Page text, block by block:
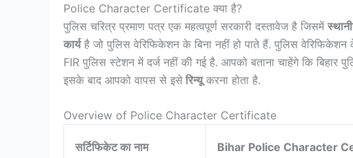
Police Character Certificate क्या है?
पुलिस चरित्र प्रमाण पत्र एक महत्वपूर्ण सरकारी दस्तावेज है जिसमें
कार्यहै जो पुलिस वेरिफिकेशन के बिना नहीं हो पाते हैं. पुलिस
FIR पुलिस स्टेशन में दर्ज नहीं की गई है. आपको बताना चाहेंगे कि बिहार
इसके बाद आपको वापस से इसे रिन्यूकरना होता है.
Overview of Police Character Certificate
सर्टिफिकेट का नाम Bihar Police Character